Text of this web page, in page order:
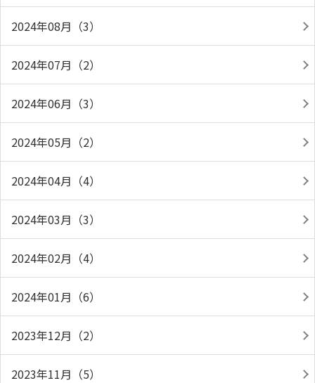
2024年08月（3）
2024年07月（2）
2024年06月（3）
2024年05月（2）
2024年04月（4）
2024年03月（3）
2024年02月（4）
2024年01月（6）
2023年12月（2）
2023年11月（5）